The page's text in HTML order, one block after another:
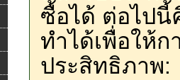
ซื้อได้ ต่อไป
ทำได้เพื่อให้
ประสิทธิภาพ: